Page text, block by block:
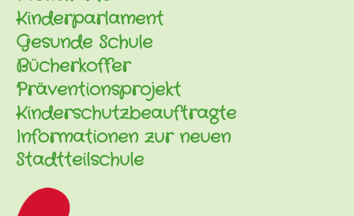
Kinderparlament
Gesunde Schule
Bücherkoffer
Präventionsprojekt
Kinderschutzbeauftragte
Informationen zur neuen
Stadtteilschule